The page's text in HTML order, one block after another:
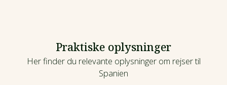
Praktiske oplysninger
Her finder du relevante oplysninger om rejser til
Spanien